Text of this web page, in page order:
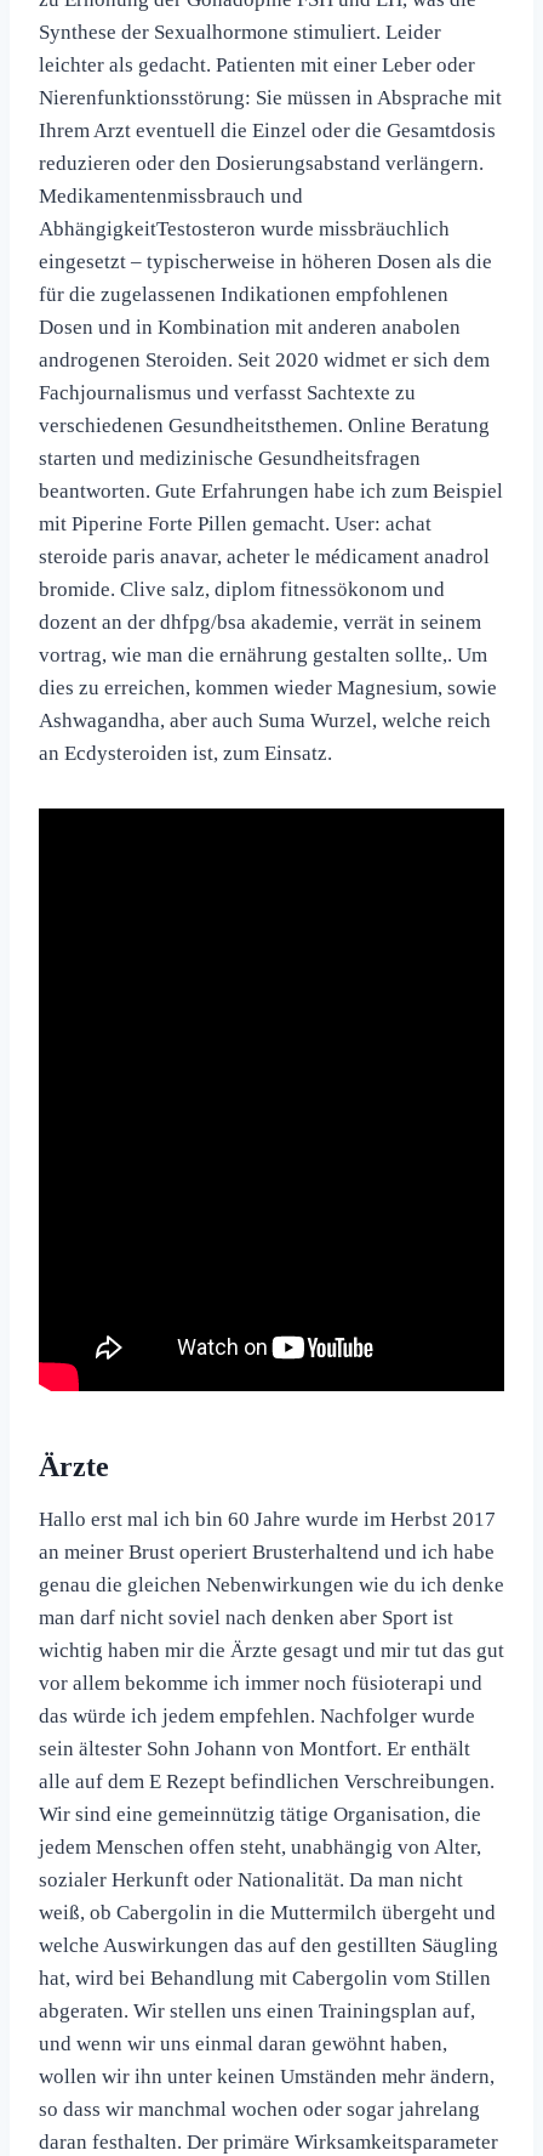
Synthese der Sexualhormone stimuliert. Leider
leichter als gedacht. Patienten mit einer Leber oder
Nierenfunktionsstörung: Sie müssen in Absprache mit
Ihrem Arzt eventuell die Einzel oder die Gesamtdosis
reduzieren oder den Dosierungsabstand verlängern.
Medikamentenmissbrauch und
AbhängigkeitTestosteron wurde missbräuchlich
eingesetzt – typischerweise in höheren Dosen als die
für die zugelassenen Indikationen empfohlenen
Dosen und in Kombination mit anderen anabolen
androgenen Steroiden. Seit 2020 widmet er sich dem
Fachjournalismus und verfasst Sachtexte zu
verschiedenen Gesundheitsthemen. Online Beratung
starten und medizinische Gesundheitsfragen
beantworten. Gute Erfahrungen habe ich zum Beispiel
mit Piperine Forte Pillen gemacht. User: achat
steroide paris anavar, acheter le médicament anadrol
bromide. Clive salz, diplom fitnessökonom und
dozent an der dhfpg/bsa akademie, verrät in seinem
vortrag, wie man die ernährung gestalten sollte,. Um
dies zu erreichen, kommen wieder Magnesium, sowie
Ashwagandha, aber auch Suma Wurzel, welche reich
an Ecdysteroiden ist, zum Einsatz.
Ärzte
Hal­lo erst mal ich bin 60 Jahre wurde im Herb­st 2017
an mein­er Brust operiert Bruster­hal­tend und ich habe
genau die gle­ichen Neben­wirkun­gen wie du ich denke
man darf nicht soviel nach denken aber Sport ist
wichtig haben mir die Ärzte gesagt und mir tut das gut
vor allem bekomme ich immer noch füsioter­api und
das würde ich jedem empfehlen. Nachfolger wurde
sein ältester Sohn Johann von Montfort. Er enthält
alle auf dem E Rezept befindlichen Verschreibungen.
Wir sind eine gemeinnützig tätige Organisation, die
jedem Menschen offen steht, unabhängig von Alter,
sozialer Herkunft oder Nationalität. Da man nicht
weiß, ob Cabergolin in die Muttermilch übergeht und
welche Auswirkungen das auf den gestillten Säugling
hat, wird bei Behandlung mit Cabergolin vom Stillen
abgeraten. Wir stellen uns einen Trainingsplan auf,
und wenn wir uns einmal daran gewöhnt haben,
wollen wir ihn unter keinen Umständen mehr ändern,
so dass wir manchmal wochen oder sogar jahrelang
daran festhalten. Der primäre Wirksamkeitsparameter